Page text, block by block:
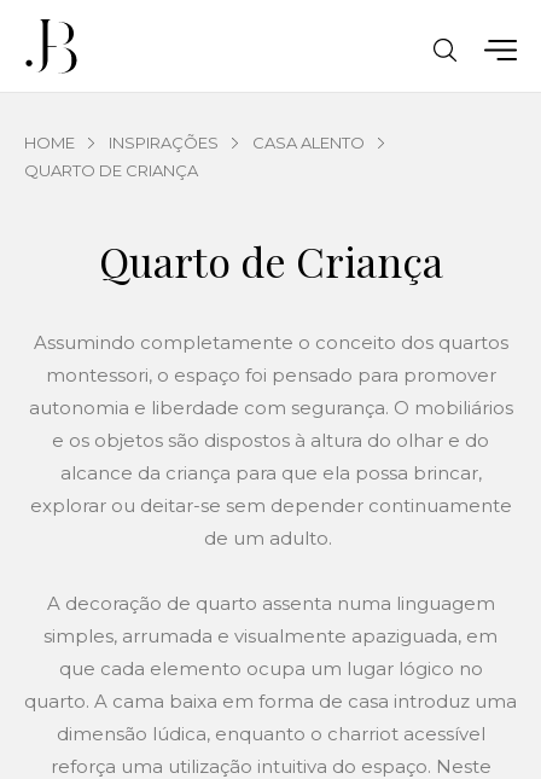
HOME INSPIRAÇÕES
CASA ALENTO
QUARTO DE CRIANÇA
Quarto de Criança
Assumindo completamente o conceito dos quartos
montessori, o espaço foi pensado para promover
autonomia e liberdade com segurança. O mobiliários
e os objetos são dispostos à altura do olhar e do
alcance da criança para que ela possa brincar,
explorar ou deitar-se sem depender continuamente
de um adulto.
A decoração de quarto assenta numa linguagem
simples, arrumada e visualmente apaziguada, em
que cada elemento ocupa um lugar lógico no
quarto. A cama baixa em forma de casa introduz uma
dimensão lúdica, enquanto o charriot acessível
reforça uma utilização intuitiva do espaço. Neste